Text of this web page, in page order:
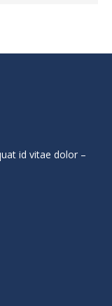
id vitae dolor –